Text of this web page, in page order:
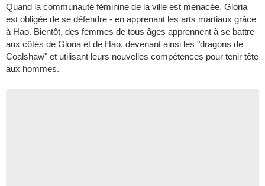
Quand la communauté féminine de la ville est menacée, Gloria
est obligée de se défendre - en apprenant les arts martiaux grâce
à Hao. Bientôt, des femmes de tous âges apprennent à se battre
aux côtés de Gloria et de Hao, devenant ainsi les "dragons de
Coalshaw" et utilisant leurs nouvelles compétences pour tenir tête
aux hommes.